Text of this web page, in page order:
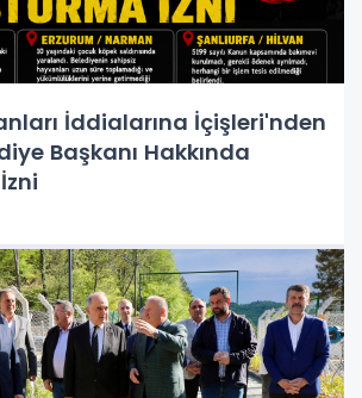
İddialarına İçişleri'nden
Başkanı Hakkında